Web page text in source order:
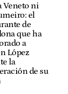
Veneto ni
el
de
que ha
a
López
la
de su